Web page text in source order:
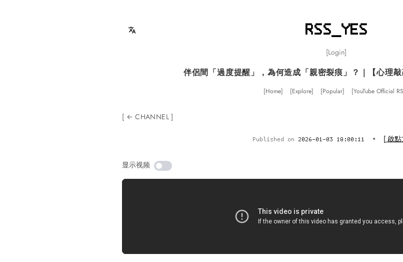
RSS_YES
Login
伴侶間「過度提醒」，為何造成「親密裂痕」？｜【心理敲
Home Explore Popular YouTube Official
← CHANNEL
Published on 2026-01-03 18:00:11 • 啟
显示视频